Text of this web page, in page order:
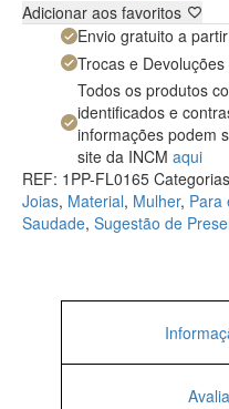
Adicionar aos favoritos
Envio gratuito a
Trocas e
Todos os produtos
identificados e
informações podem
site da INCM aqui
REF: 1PP-FL0165
Joias, Material, Mulher, Para
Saudade, Sugestão de